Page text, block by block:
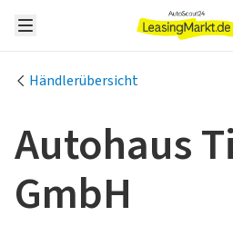
Händlerübersicht
Autohaus
GmbH